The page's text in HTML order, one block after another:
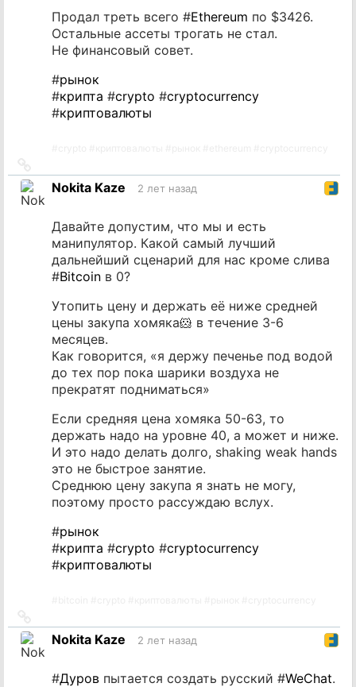
Продал треть всего #Ethereum по $3426.
Остальные ассеты трогать не стал.
Не финансовый совет.
#рынок
#крипта #crypto #cryptocurrency
#криптовалюты
на
источник
Nokita Kaze 2 лет назад
Давайте допустим, что мы и есть
манипулятор. Какой самый лучший
дальнейший сценарий для нас кроме слива
#Bitcoin в 0?
Утопить цену и держать её ниже средней
цены закупа хомяка🐹 в течение 3-6
месяцев.
Как говорится, «я держу печенье под водой
до тех пор пока шарики воздуха не
прекратят подниматься»
Если средняя цена хомяка 50-63, то
держать надо на уровне 40, а может и ниже.
И это надо делать долго, shaking weak hands
это не быстрое занятие.
Среднюю цену закупа я знать не могу,
поэтому просто рассуждаю вслух.
#рынок
#крипта #crypto #cryptocurrency
#криптовалюты
на
источник
Nokita Kaze 2 лет назад
#Дуров пытается создать русский #WeChat.